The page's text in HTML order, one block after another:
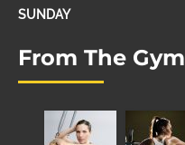
SUNDAY
From The Gym